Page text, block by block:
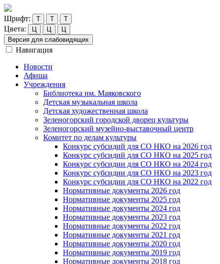
Шрифт: Т Т Т
Цвета: Ц Ц
Ц
Версия для слабовидящих
Навигация
Новости
Афиша
Учреждения
Библиотека им. Маяковского
Детская музыкальная школа
Детская художественная школа
Зеленогорский городской дворец культуры
Зеленогорский музейно-выставочный центр
Комитет по делам культуры
Конкурс субсидий для СО НКО на 2026 год
Конкурс субсидий для СО НКО на 2025 год
Конкурс субсидии для СО НКО на 2024 год
Конкурс субсидии для СО НКО на 2023 год
Конкурс субсидии для СО НКО на 2022 год
Нормативные документы 2026 год
Нормативные документы 2025 год
Нормативные документы 2024 год
Нормативные документы 2023 год
Нормативные документы 2022 год
Нормативные документы 2021 год
Нормативные документы 2020 год
Нормативные документы 2019 год
Нормативные документы 2018 год